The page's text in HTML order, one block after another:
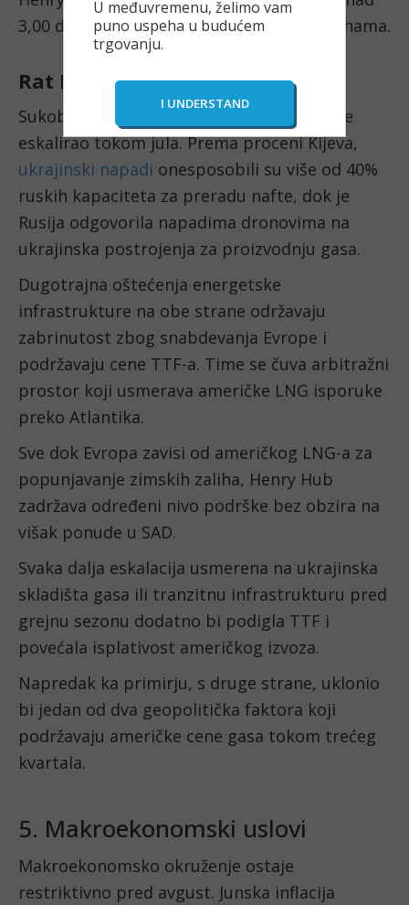
3,00 dolara, uprkos visokim domaćim zalihama.
Rat Rusije i Ukrajine
Sukob između Rusije i Ukrajine značajno je
eskalirao tokom jula. Prema proceni Kijeva,
ukrajinski napadi onesposobili su više od 40%
ruskih kapaciteta za preradu nafte, dok je
Rusija odgovorila napadima dronovima na
ukrajinska postrojenja za proizvodnju gasa.
Dugotrajna oštećenja energetske
infrastrukture na obe strane održavaju
zabrinutost zbog snabdevanja Evrope i
podržavaju cene TTF-a. Time se čuva arbitražni
prostor koji usmerava američke LNG isporuke
preko Atlantika.
Sve dok Evropa zavisi od američkog LNG-a za
popunjavanje zimskih zaliha, Henry Hub
zadržava određeni nivo podrške bez obzira na
višak ponude u SAD.
Svaka dalja eskalacija usmerena na ukrajinska
skladišta gasa ili tranzitnu infrastrukturu pred
grejnu sezonu dodatno bi podigla TTF i
povećala isplativost američkog izvoza.
Napredak ka primirju, s druge strane, uklonio
bi jedan od dva geopolitička faktora koji
podržavaju američke cene gasa tokom trećeg
kvartala.
5. Makroekonomski uslovi
Makroekonomsko okruženje ostaje
restriktivno pred avgust. Junska inflacija
U međuvremenu, želimo vam
puno uspeha u budućem
trgovanju.